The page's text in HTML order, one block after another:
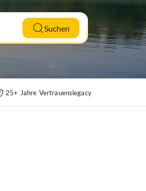
Suchen
25+ Jahre Vertrauenslegacy